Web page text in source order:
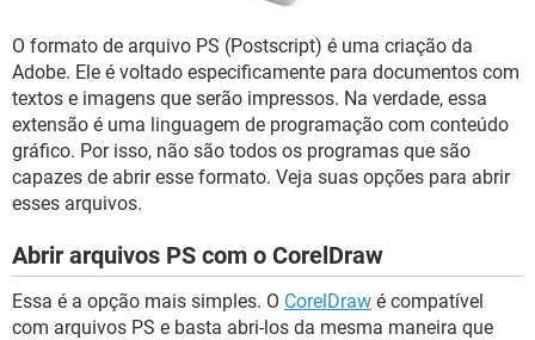
O formato de arquivo PS (Postscript) é uma criação da
Adobe. Ele é voltado especificamente para documentos com
textos e imagens que serão impressos. Na verdade, essa
extensão é uma linguagem de programação com conteúdo
gráfico. Por isso, não são todos os programas que são
capazes de abrir esse formato. Veja suas opções para abrir
esses arquivos.
Abrir arquivos PS com o CorelDraw
Essa é a opção mais simples. O CorelDraw é compatível
com arquivos PS e basta abri-los da mesma maneira que